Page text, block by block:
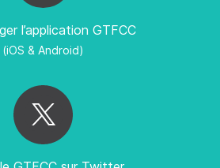
l’application GTFCC
(iOS & Android)